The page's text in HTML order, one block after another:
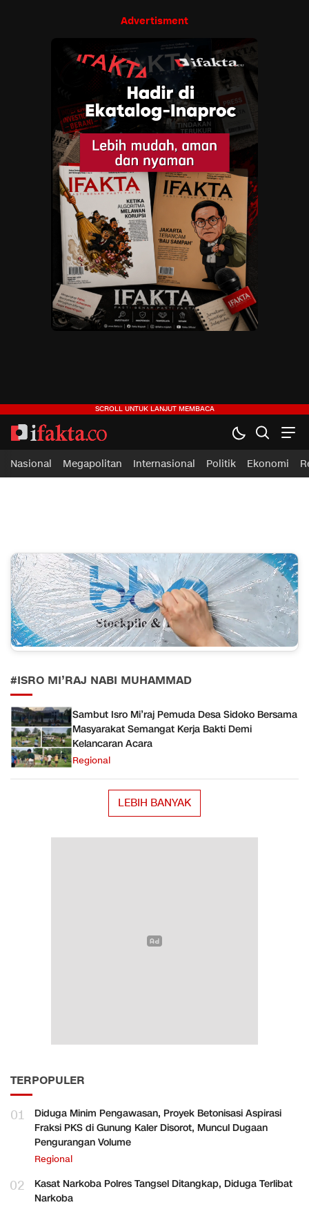
Advertisment
ifakta.co
#pastibenar
Nasional Megapolitan Internasional Politik Ekonomi
#ISRO MI’RAJ NABI MUHAMMAD
Sambut Isro Mi’raj Pemuda Desa Sidoko Bersama
Masyarakat Semangat Kerja Bakti Demi
Kelancaran Acara
Regional
LEBIH BANYAK
TERPOPULER
01
Diduga Minim Pengawasan, Proyek Betonisasi Aspirasi
Fraksi PKS di Gunung Kaler Disorot, Muncul Dugaan
Pengurangan Volume
Regional
02
Kasat Narkoba Polres Tangsel Ditangkap, Diduga Terlibat
Narkoba